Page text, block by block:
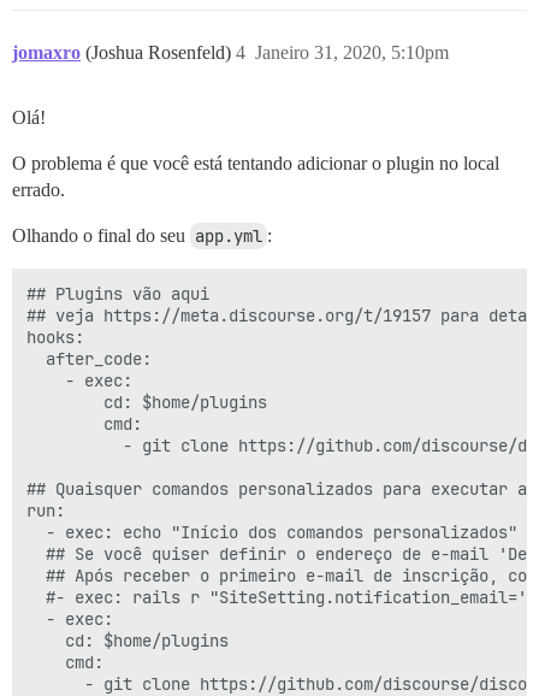
jomaxro (Joshua Rosenfeld) Janeiro 31, 2020, 5:10pm
4
Olá!
O problema é que você está tentando adicionar o plugin no local
errado.
Olhando o final do seu app.yml :
## Plugins vão aqui
## veja https://meta.discourse.org/t/19157 para
hooks:
  after_code:
    - exec:
        cd: $home/plugins
        cmd:
- git clone https://github.com/discourse/
## Quaisquer comandos personalizados para executar
run:
  - exec: echo "Início dos comandos personalizados"
## Se você quiser definir o endereço de e-mail
## Após receber o primeiro e-mail de inscrição,
#- exec: rails r
  - exec:
    cd: $home/plugins
    cmd:
- git clone https://github.com/discourse/